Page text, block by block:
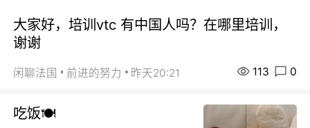
大家好，培训vtc 有中国人吗？在哪里培训，
谢谢
闲聊法国 前进的努力 昨天20:21 113 0
吃饭🍽️